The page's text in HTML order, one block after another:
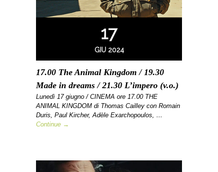
17
GIU 2024
17.00 The Animal Kingdom / 19.30
Made in dreams / 21.30 L’impero (v.o.)
Lunedì 17 giugno / CINEMA ore 17.00 THE
ANIMAL KINGDOM di Thomas Cailley con Romain
Duris, Paul Kircher, Adèle Exarchopoulos, …
Continue →